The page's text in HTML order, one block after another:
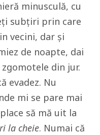
minusculă, cu
subțiri prin care
vecini, dar și
de noapte, dai
din jur.
evadez. Nu
mi se pare mai
să mă uit la
la cheie. Numai că